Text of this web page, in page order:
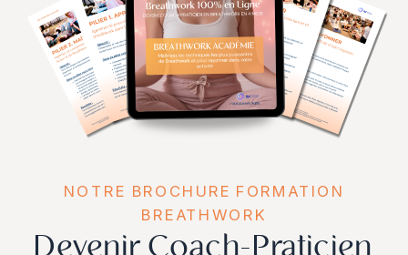
Devenir Coach-Praticien
NOTRE BROCHURE FORMATION
BREATHWORK